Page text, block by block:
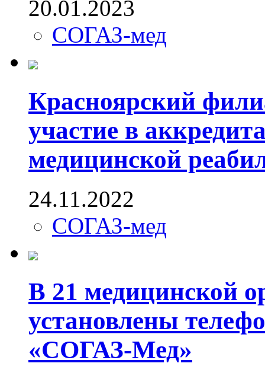
20.01.2023
СОГАЗ-мед
Красноярский
участие в
медицинской
24.11.2022
СОГАЗ-мед
В 21 медицинской
установлены
«СОГАЗ-Мед»